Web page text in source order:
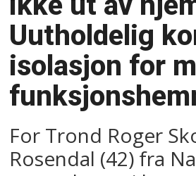
Uutholdelig
isolasjon for
For Trond Roger
Rosendal (42) fra